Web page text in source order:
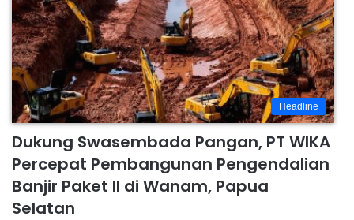
Headline
Dukung Swasembada Pangan, PT WIKA
Percepat Pembangunan Pengendalian
Banjir Paket II di Wanam, Papua
Selatan